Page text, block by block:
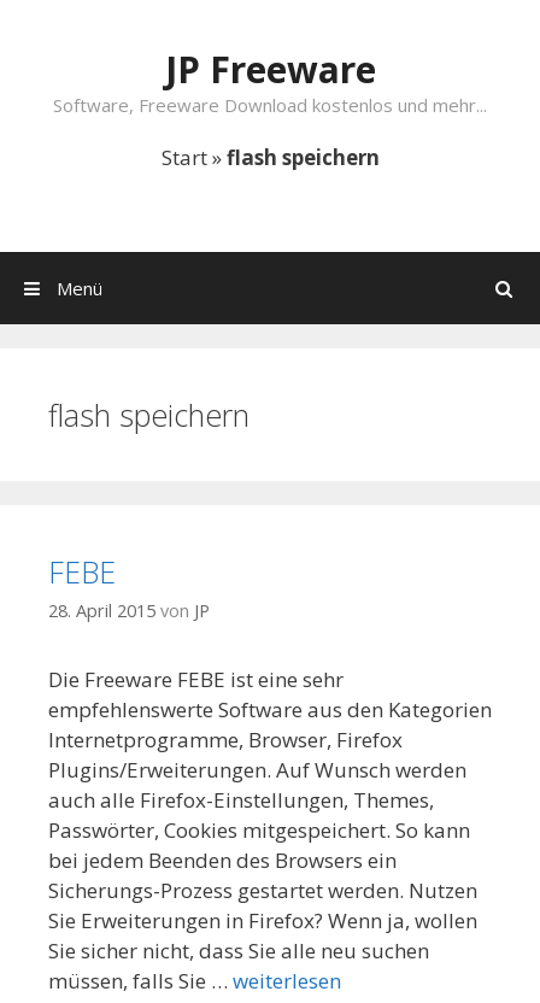
JP Freeware
Software, Freeware Download kostenlos und mehr...
Start»flash speichern
Suchen
Menü
flash speichern
FEBE
28. April 2015 von JP
Die Freeware FEBE ist eine sehr
empfehlenswerte Software aus den Kategorien
Internetprogramme, Browser, Firefox
Plugins/Erweiterungen. Auf Wunsch werden
auch alle Firefox-Einstellungen, Themes,
Passwörter, Cookies mitgespeichert. So kann
bei jedem Beenden des Browsers ein
Sicherungs-Prozess gestartet werden. Nutzen
Sie Erweiterungen in Firefox? Wenn ja, wollen
Sie sicher nicht, dass Sie alle neu suchen
müssen, falls Sie … weiterlesen